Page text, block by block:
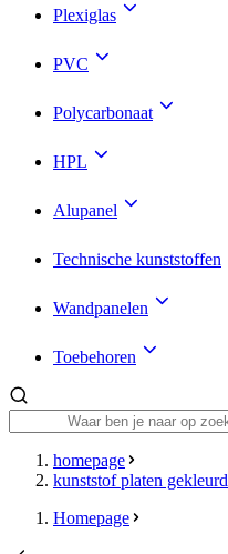
Plexiglas
PVC
Polycarbonaat
HPL
Alupanel
Technische kunststoffen
Wandpanelen
Toebehoren
homepage
kunststof platen gekleurd
Homepage